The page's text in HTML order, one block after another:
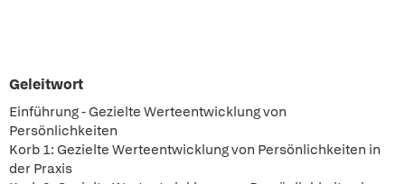
Geleitwort
Einführung - Gezielte Werteentwicklung von
Persönlichkeiten
Korb 1: Gezielte Werteentwicklung von Persönlichkeiten in
der Praxis